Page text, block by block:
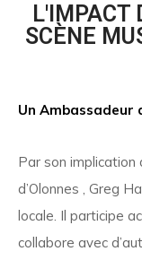
L'IMPACT
SCÈNE
Un Ambassadeur
Par son implication
d’Olonnes , Greg
locale. Il participe
collabore avec